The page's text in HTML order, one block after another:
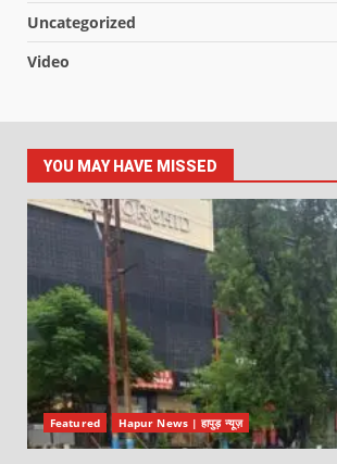
Uncategorized
Video
YOU MAY HAVE MISSED
Featured Hapur News | हापुड़ न्यूज़